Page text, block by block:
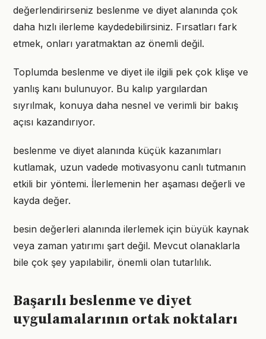
değerlendirirseniz beslenme ve diyet alanında çok
daha hızlı ilerleme kaydedebilirsiniz. Fırsatları fark
etmek, onları yaratmaktan az önemli değil.
Toplumda beslenme ve diyet ile ilgili pek çok klişe ve
yanlış kanı bulunuyor. Bu kalıp yargılardan
sıyrılmak, konuya daha nesnel ve verimli bir bakış
açısı kazandırıyor.
beslenme ve diyet alanında küçük kazanımları
kutlamak, uzun vadede motivasyonu canlı tutmanın
etkili bir yöntemi. İlerlemenin her aşaması değerli ve
kayda değer.
besin değerleri alanında ilerlemek için büyük kaynak
veya zaman yatırımı şart değil. Mevcut olanaklarla
bile çok şey yapılabilir, önemli olan tutarlılık.
Başarılı beslenme ve diyet
uygulamalarının ortak noktaları